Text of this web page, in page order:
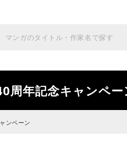
周年記念キャンペー
ンペーン